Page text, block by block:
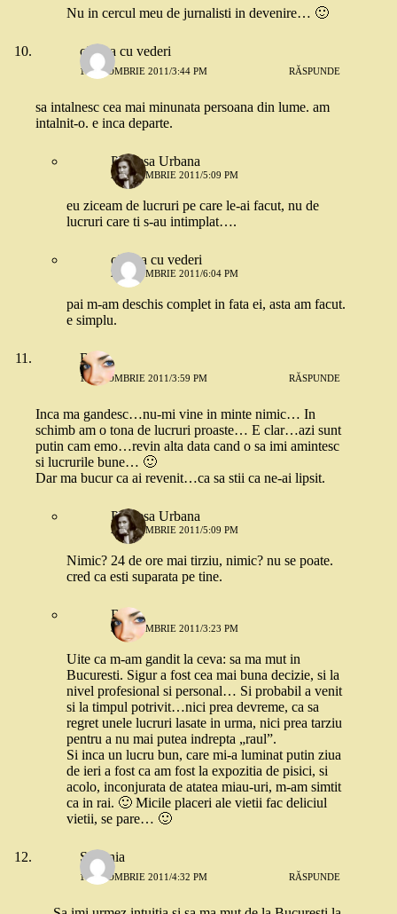
Nu in cercul meu de jurnalisti in devenire… 🙂
cineva cu vederi
1 OCTOMBRIE 2011/3:44 PM RĂSPUNDE
sa intalnesc cea mai minunata persoana din lume. am
intalnit-o. e inca departe.
Printesa Urbana
2 OCTOMBRIE 2011/5:09 PM
eu ziceam de lucruri pe care le-ai facut, nu de
lucruri care ti s-au intimplat….
cineva cu vederi
2 OCTOMBRIE 2011/6:04 PM
pai m-am deschis complet in fata ei, asta am facut.
e simplu.
Baby
1 OCTOMBRIE 2011/3:59 PM RĂSPUNDE
Inca ma gandesc…nu-mi vine in minte nimic… In
schimb am o tona de lucruri proaste… E clar…azi sunt
putin cam emo…revin alta data cand o sa imi amintesc
si lucrurile bune… 🙂
Dar ma bucur ca ai revenit…ca sa stii ca ne-ai lipsit.
Printesa Urbana
2 OCTOMBRIE 2011/5:09 PM
Nimic? 24 de ore mai tirziu, nimic? nu se poate.
cred ca esti suparata pe tine.
Baby
3 OCTOMBRIE 2011/3:23 PM
Uite ca m-am gandit la ceva: sa ma mut in
Bucuresti. Sigur a fost cea mai buna decizie, si la
nivel profesional si personal… Si probabil a venit
si la timpul potrivit…nici prea devreme, ca sa
regret unele lucruri lasate in urma, nici prea tarziu
pentru a nu mai putea indrepta „raul”.
Si inca un lucru bun, care mi-a luminat putin ziua
de ieri a fost ca am fost la expozitia de pisici, si
acolo, inconjurata de atatea miau-uri, m-am simtit
ca in rai. 🙂 Micile placeri ale vietii fac deliciul
vietii, se pare… 🙂
Stefania
1 OCTOMBRIE 2011/4:32 PM RĂSPUNDE